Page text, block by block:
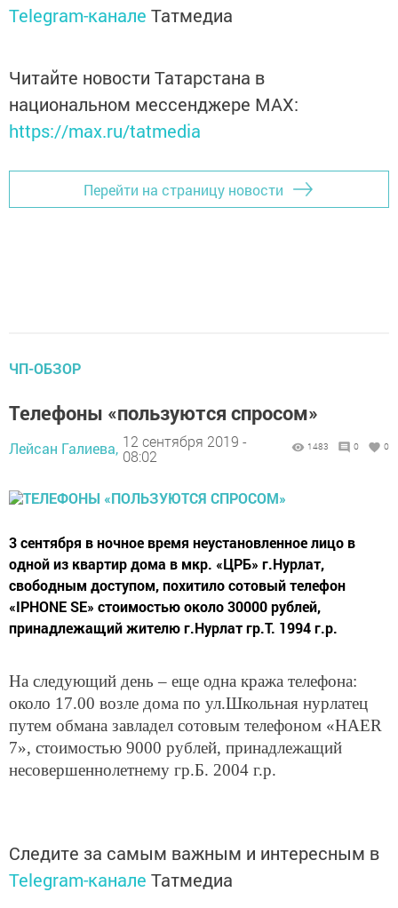
Telegram-канале Татмедиа
Читайте новости Татарстана в
национальном мессенджере MАХ:
https://max.ru/tatmedia
Перейти на страницу новости
ЧП-ОБЗОР
Телефоны «пользуются спросом»
Лейсан Галиева, 12 сентября 2019 -
08:02
1483 0 0
3 сентября в ночное время неустановленное лицо в
одной из квартир дома в мкр. «ЦРБ» г.Нурлат,
свободным доступом, похитило сотовый телефон
«IPHONE SE» стоимостью около 30000 рублей,
принадлежащий жителю г.Нурлат гр.Т. 1994 г.р.
На следующий день – еще одна кража телефона:
около 17.00 возле дома по ул.Школьная нурлатец
путем обмана завладел сотовым телефоном «HAER
7», стоимостью 9000 рублей, принадлежащий
несовершеннолетнему гр.Б. 2004 г.р.
Следите за самым важным и интересным в
Telegram-канале Татмедиа